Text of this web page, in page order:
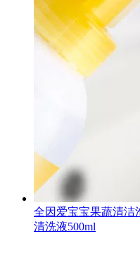
全因爱宝宝果蔬清洁
清洗液500ml